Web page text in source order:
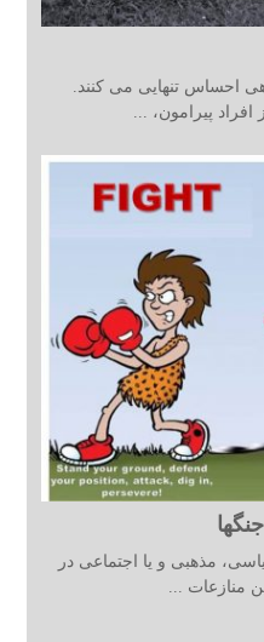
احساس تنهایی می کنند.
پیرامون، ...
مذهبی و یا اجتماعی در
منازعات ...